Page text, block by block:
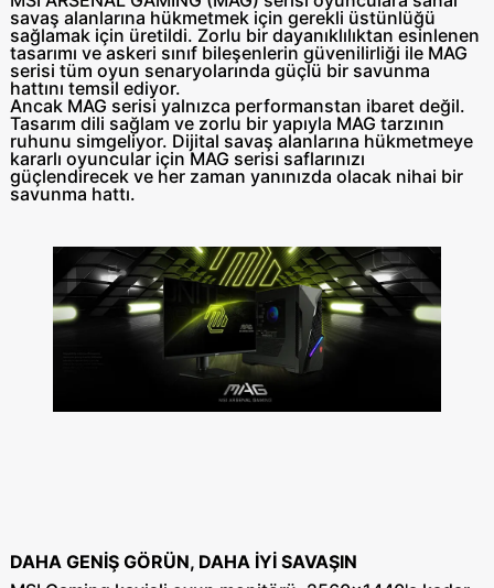
savaş alanlarına hükmetmek için gerekli üstünlüğü
sağlamak için üretildi. Zorlu bir dayanıklılıktan esinlenen
tasarımı ve askeri sınıf bileşenlerin güvenilirliği ile MAG
serisi tüm oyun senaryolarında güçlü bir savunma
hattını temsil ediyor.
Ancak MAG serisi yalnızca performanstan ibaret değil.
Tasarım dili sağlam ve zorlu bir yapıyla MAG tarzının
ruhunu simgeliyor. Dijital savaş alanlarına hükmetmeye
kararlı oyuncular için MAG serisi saflarınızı
güçlendirecek ve her zaman yanınızda olacak nihai bir
savunma hattı.
DAHA GENİŞ GÖRÜN, DAHA İYİ SAVAŞIN